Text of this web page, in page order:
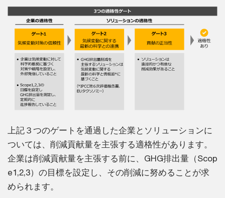
上記３つのゲートを通過した企業とソリューションに
ついては、削減貢献量を主張する適格性があります。
企業は削減貢献量を主張する前に、GHG排出量（Scop
e1,2,3）の目標を設定し、その削減に努めることが求
められます。